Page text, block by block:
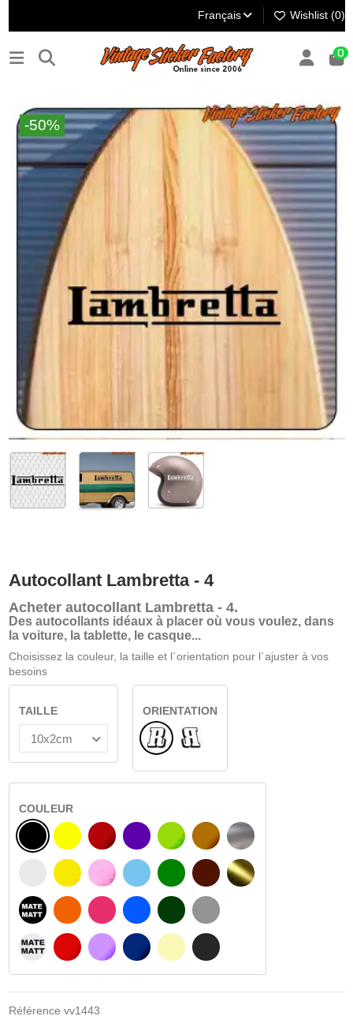
Français Wishlist (0)
0
-50%
Autocollant Lambretta - 4
Acheter autocollant Lambretta - 4.
Des autocollants idéaux à placer où vous voulez, dans
la voiture, la tablette, le casque...
Choisissez la couleur, la taille et l´orientation pour l´ajuster à vos
besoins
TAILLE
ORIENTATION
NormalRenversé
COULEUR
NOIR
BLANC
NOIR MATÉ
BLANC MATÉ
JAUNE
JAUNE AMBRE
ORANGE
ROUGE
BOURGOGNE
ROSA
FUCHSIA
PURPLE
VIOLET
BLEU CLAIR
BLAU
BLEU FONCÉ
VERT CLAIR
VERT
VERT FONCÉ
BEIGE
NOISETTE
BRUN FONCÉ
GRIS CLAIR
GRIS FONCÉ
ARGENT
OR
Référence vv1443